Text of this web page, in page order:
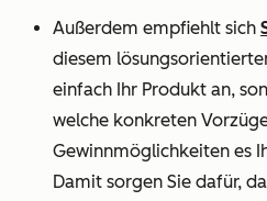
Außerdem empfiehlt sich
diesem
einfach Ihr Produkt an,
welche konkreten
Gewinnmöglichkeiten es
Damit sorgen Sie dafür,